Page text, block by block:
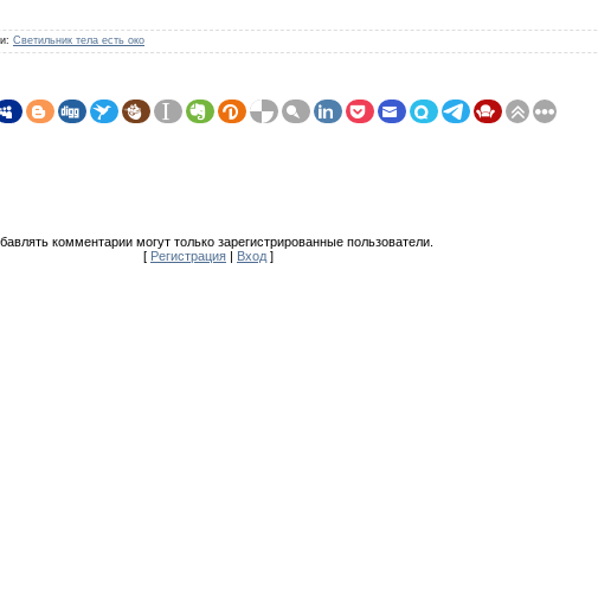
: Светильник тела есть око
комментарии могут только зарегистрированные пользователи.
[ Регистрация | Вход ]